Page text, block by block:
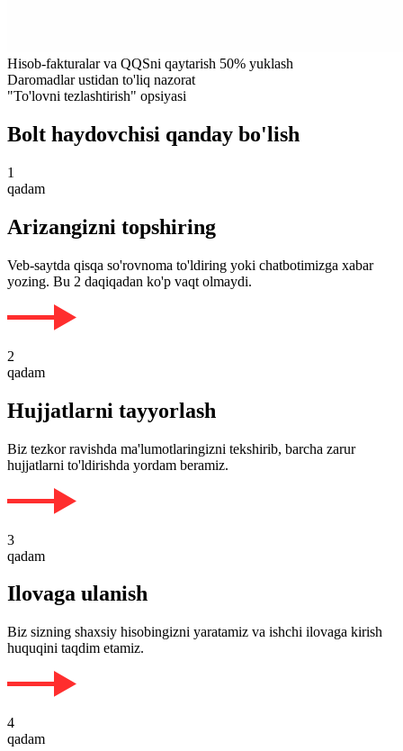
Hisob-fakturalar va QQSni qaytarish 50% yuklash
Daromadlar ustidan to'liq nazorat
"To'lovni tezlashtirish" opsiyasi
Bolt haydovchisi qanday bo'lish
1
qadam
Arizangizni topshiring
Veb-saytda qisqa so'rovnoma to'ldiring yoki chatbotimizga xabar
yozing. Bu 2 daqiqadan ko'p vaqt olmaydi.
2
qadam
Hujjatlarni tayyorlash
Biz tezkor ravishda ma'lumotlaringizni tekshirib, barcha zarur
hujjatlarni to'ldirishda yordam beramiz.
3
qadam
Ilovaga ulanish
Biz sizning shaxsiy hisobingizni yaratamiz va ishchi ilovaga kirish
huquqini taqdim etamiz.
4
qadam